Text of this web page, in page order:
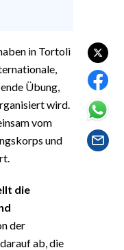
in Tortolì
Übung,
wird.
vom
und
die
der
ab, die